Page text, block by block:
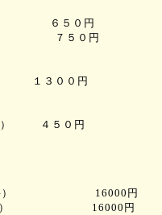
中）
６５０ 円
７５０ 円
ル １３００ 円
） ４５０ 円
16000円
16000 円